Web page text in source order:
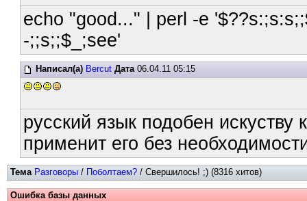
echo "good..." | perl -e
-;;s;;$_;see'
Написал(а) Bercut Дата06.04.11 05:15
русский язык подобен
применит его без
Тема Разговоры / Поболтаем? / Свершилось! ;) (8316 хитов)
Ошибка базы данных